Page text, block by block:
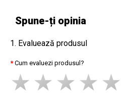
Spune-ți opinia
1. Evaluează produsul
Cum evaluezi produsul?